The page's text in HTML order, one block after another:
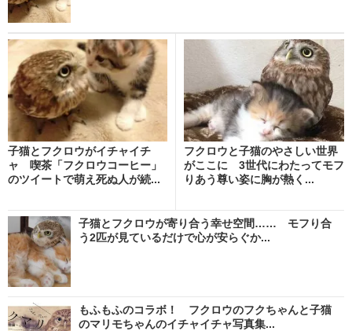
子猫とフクロウがイチャイチ
ャ 喫茶「フクロウコーヒー」
のツイートで萌え死ぬ人が続...
フクロウと子猫のやさしい世界
がここに 3世代にわたってモフ
りあう尊い姿に胸が熱く...
子猫とフクロウが寄り合う幸せ空間…… モフり合
う2匹が見ているだけで心が安らぐか...
もふもふのコラボ！ フクロウのフクちゃんと子猫
のマリモちゃんのイチャイチャ写真集...